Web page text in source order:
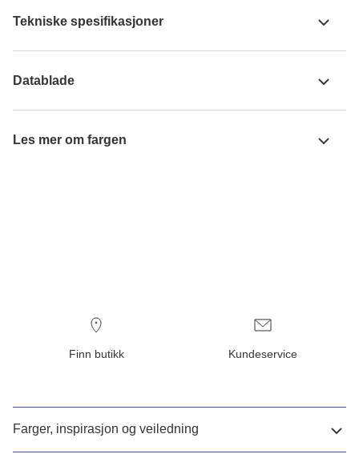
Tekniske spesifikasjoner
Datablade
Les mer om fargen
Finn butikk Kundeservice
Farger, inspirasjon og veiledning